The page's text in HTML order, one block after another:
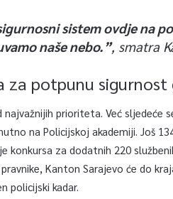
sistem ovdje na
naše nebo.”, smatra
za potpunu sigurnost
prioriteta. Već sljedeće
na Policijskoj akademiji. Još
konkursa za dodatnih 220
Kanton Sarajevo će do
policijski kadar.